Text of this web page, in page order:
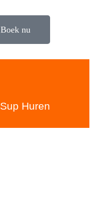
Boek nu
Sup Huren